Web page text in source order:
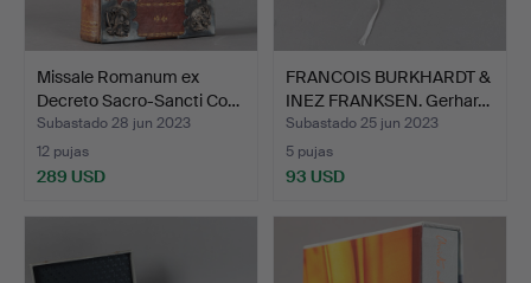
Missale Romanum ex
Decreto Sacro-Sancti Co…
Subastado 28 jun 2023
12 pujas
289 USD
FRANCOIS BURKHARDT &
INEZ FRANKSEN. Gerhar…
Subastado 25 jun 2023
5 pujas
93 USD